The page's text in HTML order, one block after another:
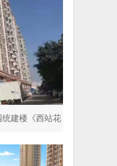
建楼《西站花
小区